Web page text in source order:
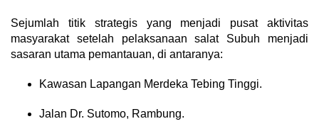
Sejumlah titik strategis yang menjadi pusat aktivitas
masyarakat setelah pelaksanaan salat Subuh menjadi
sasaran utama pemantauan, di antaranya:
Kawasan Lapangan Merdeka Tebing Tinggi.
Jalan Dr. Sutomo, Rambung.